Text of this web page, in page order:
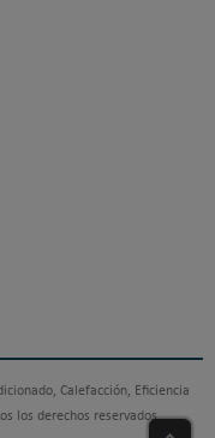
Calefacción, Eficiencia
los derechos reservados.